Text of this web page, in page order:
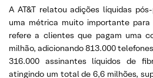
A AT&T relatou adições líquidas
uma métrica muito importante
refere a clientes que pagam uma
milhão, adicionando 813.000
316.000 assinantes líquidos de
atingindo um total de 6,6 milhões,